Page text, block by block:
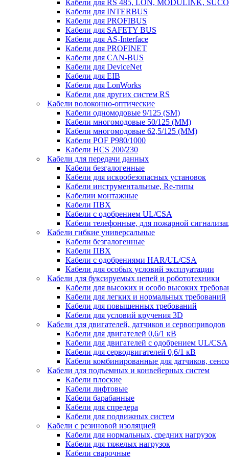
Кабели для RS 485, LON, MODULINK,
Кабели для INTERBUS
Кабели для PROFIBUS
Кабели для SAFETY BUS
Кабели для AS-Interface
Кабели для PROFINET
Кабели для CAN-BUS
Кабели для DeviceNet
Кабели для EIB
Кабели для LonWorks
Кабели для других систем RS
Кабели волоконно-оптические
Кабели одномодовые 9/125 (SM)
Кабели многомодовые 50/125 (ММ)
Кабели многомодовые 62,5/125 (ММ)
Кабели POF P980/1000
Кабели HCS 200/230
Кабели для передачи данных
Кабели безгалогенные
Кабели для искробезопасных установок
Кабели инструментальные, Re-типы
Кабелии монтажные
Кабели ПВХ
Кабели с одобрением UL/CSA
Кабели телефонные, для пожарной
Кабели гибкие универсальные
Кабели безгалогенные
Кабели ПВХ
Кабели с одобрениями HAR/UL/CSA
Кабели для особых условий эксплуатации
Кабели для буксируемых цепей и робототехники
Кабели для высоких и особо высоких
Кабели для легких и нормальных требований
Кабели для повышенных требований
Кабели для условий кручения 3D
Кабели для двигателей, датчиков и сервоприводов
Кабели для двигателей 0,6/1 кВ
Кабели для двигателей с одобрением UL/CSA
Кабели для серводвигателей 0,6/1 кВ
Кабели комбинированные для датчиков,
Кабели для подъемных и конвейерных систем
Кабели плоские
Кабели лифтовые
Кабели барабанные
Кабели для спредера
Кабели для подвижных систем
Кабели с резиновой изоляцией
Кабели для нормальных, средних нагрузок
Кабели для тяжелых нагрузок
Кабели сварочные